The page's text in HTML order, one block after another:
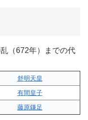
（672年）までの代
舒明天皇
有間皇子
藤原鎌足